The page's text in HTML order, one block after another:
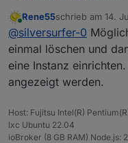
Online
Rene55schrieb am 14.
zuletzt editiert
@silversurfer-0
einmal löschen und
eine Instanz
angezeigt werden.
Host: Fujitsu Intel(R)
lxc Ubuntu 22.04
ioBroker (8 GB RAM) Node.js: